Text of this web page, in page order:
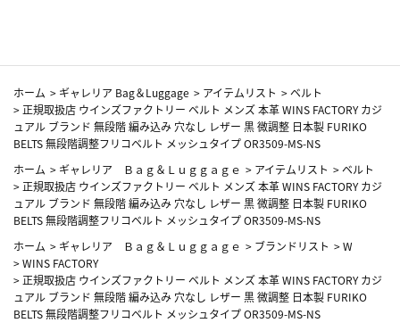
ホーム > ギャレリア Bag＆Luggage > アイテムリスト >ベルト
> 正規取扱店 ウインズファクトリー ベルト メンズ 本革 WINS FACTORY カジ
ュアル ブランド 無段階 編み込み 穴なし レザー 黒 微調整 日本製 FURIKO
BELTS 無段階調整フリコベルト メッシュタイプ OR3509-MS-NS
ホーム > ギャレリア Ｂａｇ＆Ｌｕｇｇａｇｅ > アイテムリスト >ベルト
> 正規取扱店 ウインズファクトリー ベルト メンズ 本革 WINS FACTORY カジ
ュアル ブランド 無段階 編み込み 穴なし レザー 黒 微調整 日本製 FURIKO
BELTS 無段階調整フリコベルト メッシュタイプ OR3509-MS-NS
ホーム > ギャレリア Ｂａｇ＆Ｌｕｇｇａｇｅ > ブランドリスト >W
>WINS FACTORY
> 正規取扱店 ウインズファクトリー ベルト メンズ 本革 WINS FACTORY カジ
ュアル ブランド 無段階 編み込み 穴なし レザー 黒 微調整 日本製 FURIKO
BELTS 無段階調整フリコベルト メッシュタイプ OR3509-MS-NS